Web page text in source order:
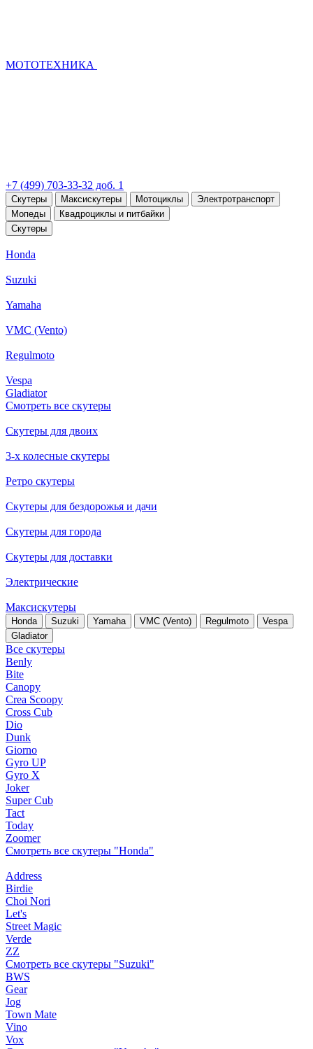
МОТОТЕХНИКА
+7 (499) 703-33-32 доб. 1
Скутеры Максискутеры Мотоциклы
Электротранспорт
Мопеды
Квадроциклы и питбайки
Скутеры
Honda
Suzuki
Yamaha
VMC (Vento)
Regulmoto
Vespa
Gladiator
Смотреть все скутеры
Скутеры для двоих
3-х колесные скутеры
Ретро скутеры
Скутеры для бездорожья и дачи
Скутеры для города
Скутеры для доставки
Электрические
Максискутеры
Honda Suzuki Yamaha VMC (Vento) Regulmoto
Vespa
Gladiator
Все скутеры
Benly
Bite
Canopy
Crea Scoopy
Cross Cub
Dio
Dunk
Giorno
Gyro UP
Gyro X
Joker
Super Cub
Tact
Today
Zoomer
Смотреть все скутеры "Honda"
Address
Birdie
Choi Nori
Let's
Street Magic
Verde
ZZ
Смотреть все скутеры "Suzuki"
BWS
Gear
Jog
Town Mate
Vino
Vox